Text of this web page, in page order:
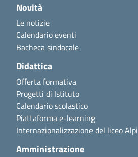
Novità
Le notizie
Calendario eventi
Bacheca sindacale
Didattica
Offerta formativa
Progetti di Istituto
Calendario scolastico
Piattaforma e-learning
Internazionalizzazione del liceo Alpi
Amministrazione